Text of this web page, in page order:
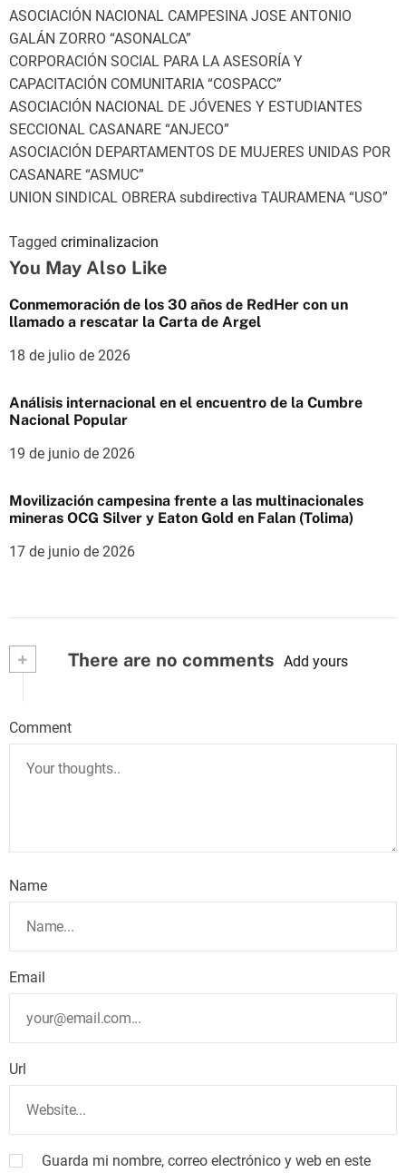
ASOCIACIÓN NACIONAL CAMPESINA JOSE ANTONIO
GALÁN ZORRO “ASONALCA”
CORPORACIÓN SOCIAL PARA LA ASESORÍA Y
CAPACITACIÓN COMUNITARIA “COSPACC”
ASOCIACIÓN NACIONAL DE JÓVENES Y ESTUDIANTES
SECCIONAL CASANARE “ANJECO”
ASOCIACIÓN DEPARTAMENTOS DE MUJERES UNIDAS POR
CASANARE “ASMUC”
UNION SINDICAL OBRERA subdirectiva TAURAMENA “USO”
Tagged criminalizacion
You May Also Like
Conmemoración de los 30 años de RedHer con un
llamado a rescatar la Carta de Argel
18 de julio de 2026
Análisis internacional en el encuentro de la Cumbre
Nacional Popular
19 de junio de 2026
Movilización campesina frente a las multinacionales
mineras OCG Silver y Eaton Gold en Falan (Tolima)
17 de junio de 2026
+ There are no comments Add yours
Comment
Name
Email
Url
Guarda mi nombre, correo electrónico y web en este